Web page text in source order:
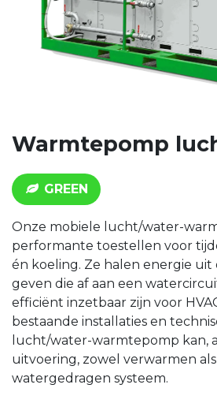
Warmtepomp
GREEN
Onze mobiele lucht/water-
performante toestellen voor
én koeling. Ze halen energie
geven die af aan een
efficiënt inzetbaar zijn voor
bestaande installaties en
lucht/water-warmtepomp kan,
uitvoering, zowel verwarmen
watergedragen systeem.